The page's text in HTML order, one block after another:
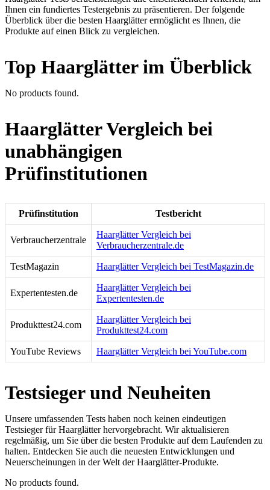
Ihnen ein fundiertes Testergebnis zu präsentieren. Der folgende
Überblick über die besten Haarglätter ermöglicht es Ihnen, die
Produkte auf einen Blick zu vergleichen.
Top Haarglätter im Überblick
No products found.
Haarglätter Vergleich bei
unabhängigen
Prüfinstitutionen
Prüfinstitution Testbericht
Verbraucherzentrale
Haarglätter Vergleich bei
Verbraucherzentrale.de
TestMagazin Haarglätter Vergleich bei TestMagazin.de
Expertentesten.de
Haarglätter Vergleich bei
Expertentesten.de
Produkttest24.com
Haarglätter Vergleich bei
Produkttest24.com
YouTube Reviews Haarglätter Vergleich bei YouTube.com
Testsieger und Neuheiten
Unsere umfassenden Tests haben noch keinen eindeutigen
Testsieger für Haarglätter hervorgebracht. Wir aktualisieren
regelmäßig, um Sie über die besten Produkte auf dem Laufenden zu
halten. Entdecken Sie auch die neuesten Entwicklungen und
Neuerscheinungen in der Welt der Haarglätter-Produkte.
No products found.